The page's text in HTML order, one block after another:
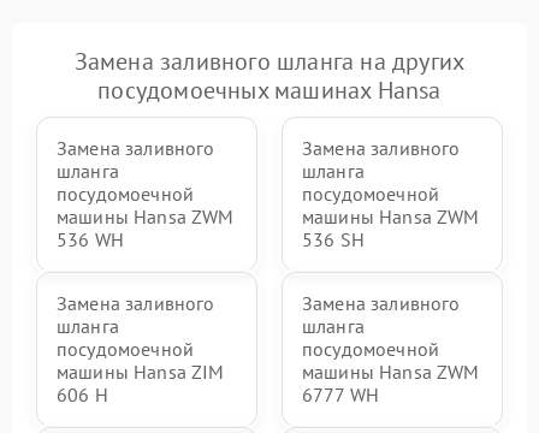
Замена заливного шланга на других
посудомоечных машинах Hansa
Замена заливного
шланга
посудомоечной
машины Hansa ZWM
536 WH
Замена заливного
шланга
посудомоечной
машины Hansa ZWM
536 SH
Замена заливного
шланга
посудомоечной
машины Hansa ZIM
606 Н
Замена заливного
шланга
посудомоечной
машины Hansa ZWM
6777 WH